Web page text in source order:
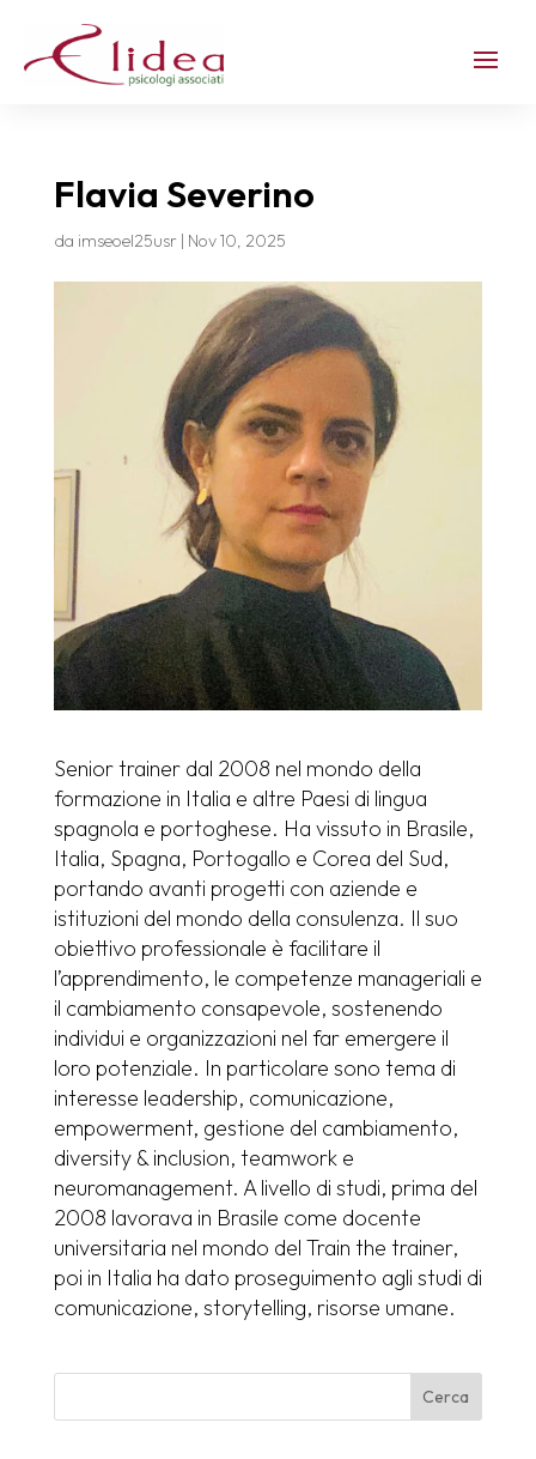
Flavia Severino
da imseoel25usr| Nov 10, 2025
Senior trainer dal 2008 nel mondo della
formazione in Italia e altre Paesi di lingua
spagnola e portoghese. Ha vissuto in Brasile,
Italia, Spagna, Portogallo e Corea del Sud,
portando avanti progetti con aziende e
istituzioni del mondo della consulenza. Il suo
obiettivo professionale è facilitare il
l’apprendimento, le competenze manageriali e
il cambiamento consapevole, sostenendo
individui e organizzazioni nel far emergere il
loro potenziale. In particolare sono tema di
interesse leadership, comunicazione,
empowerment, gestione del cambiamento,
diversity & inclusion, teamwork e
neuromanagement. A livello di studi, prima del
2008 lavorava in Brasile come docente
universitaria nel mondo del Train the trainer,
poi in Italia ha dato proseguimento agli studi di
comunicazione, storytelling, risorse umane.
Cerca